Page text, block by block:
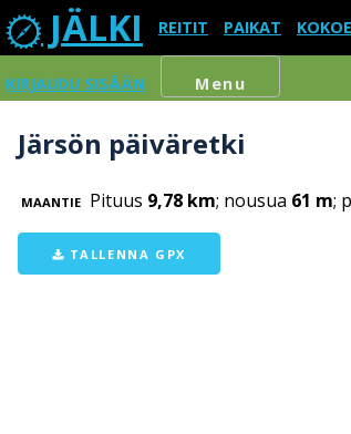
JÄLKI REITIT PAIKAT
KIRJAUDU SISÄÄN Menu
Järsön päiväretki
MAANTIE Pituus 9,78 km; nousua 61 m;
TALLENNA GPX